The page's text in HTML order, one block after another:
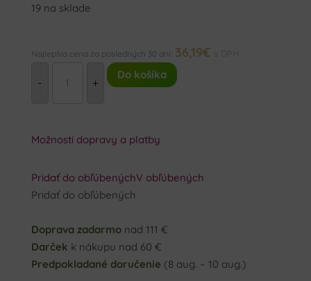
19 na sklade
Najlepšia cena za posledných 30 dní: 36,19€
-
100%
+
Do košíka
Možnosti dopravy a platby
Pridať do obľúbenýchV obľúbených
Pridať do obľúbených
Doprava zadarmonad 111 €
Darček k nákupu nad 60 €
Predpokladané doručenie (8 aug. – 10 aug.)